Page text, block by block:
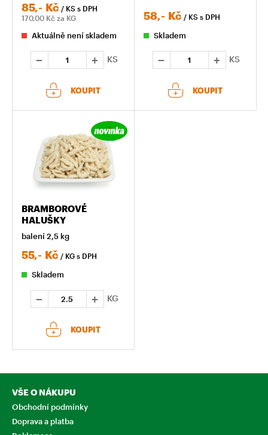
85,- Kč / KS s DPH
170,00 Kč za KG
Aktuálně není skladem
KS
KOUPIT
58,- Kč / KS s DPH
Skladem
KS
KOUPIT
BRAMBOROVÉ
HALUŠKY
balení 2,5 kg
55,- Kč / KG s DPH
Skladem
KG
KOUPIT
VŠE O NÁKUPU
Obchodní podmínky
Doprava a platba